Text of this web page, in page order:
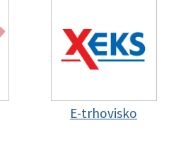
E-trhovisko